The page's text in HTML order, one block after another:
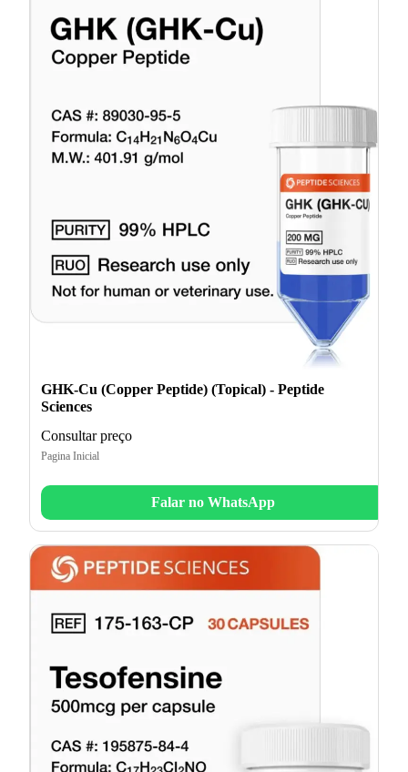
GHK-Cu (Copper Peptide) (Topical) - Peptide
Sciences
Consultar preço
Pagina Inicial
Falar no WhatsApp